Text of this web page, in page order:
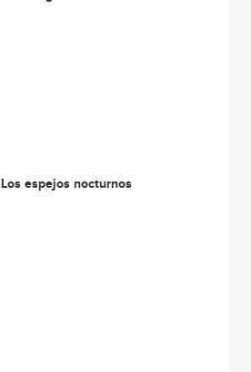
Los espejos nocturnos